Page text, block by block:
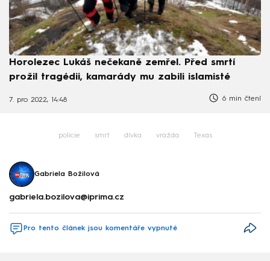
Horolezec Lukáš nečekaně zemřel. Před smrtí
prožil tragédii, kamarády mu zabili islamisté
7. pro 2022, 14:48 6 min čtení
policie smrt dívka vražda Texas
Gabriela Božilová
gabriela.bozilova@iprima.cz
Pro tento článek jsou komentáře vypnuté